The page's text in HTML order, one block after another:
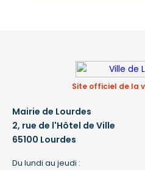
Site officiel de la
Mairie de Lourdes
2, rue de l'Hôtel de Ville
65100 Lourdes
Du lundi au jeudi :